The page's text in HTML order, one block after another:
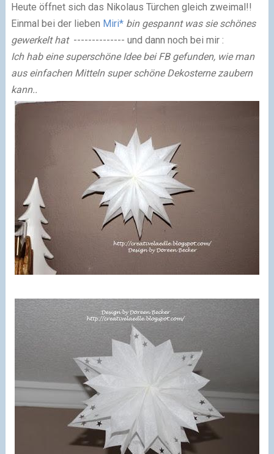
Heute öffnet sich das Nikolaus Türchen gleich zweimal!!
Einmal bei der lieben Miri* bin gespannt was sie schönes
gewerkelt hat -------------- und dann noch bei mir :
Ich hab eine superschöne Idee bei FB gefunden, wie man
aus einfachen Mitteln super schöne Dekosterne zaubern
kann..